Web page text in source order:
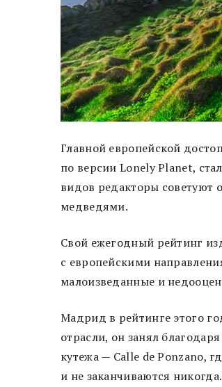
Главной европейской
по версии Lonely Planet,
видов редакторы советуют
медведями.
Свой ежегодный рейтинг
с европейскими
малоизведанные и
Мадрид в рейтинге этого
отрасли, он занял
кутежа — Calle de Ponzano,
и не заканчиваются